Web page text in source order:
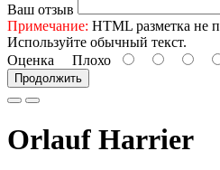
Ваш отзыв
Примечание: HTML разметка не
Используйте обычный текст.
Оценка Плохо
Продолжить
Orlauf Harrier